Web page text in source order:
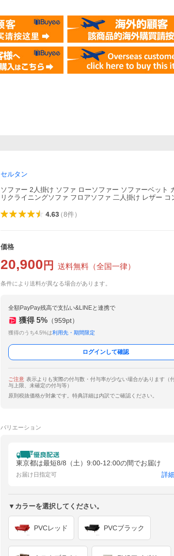
セルタン
ソファー 2人掛け ソファ ローソファー ソファーベット
リクライニングソファ フロアソファ 二人掛け レザー コ
4.63（8件）
価格
20,900 円 送料無料 （全国一律）
条件により送料が異なる場合があります。
全額PayPay残高で支払い&LINEと連携で
獲得 5% （959pt）
獲得のうち4.5%は利用先・期間限定
ログインして確認
ご注意 表示よりも実際の付与数・付与率が少ない場合があります（
与上限、未確定の付与等）
原則税抜価格が対象です。特典詳細は内訳でご確認ください。
バリエーション
東京都は最短8/8（土）9:00-12:00の間でお届け
お届け日指定可 詳
▼カラーを選択してください。
PVCレッド PVCブラック